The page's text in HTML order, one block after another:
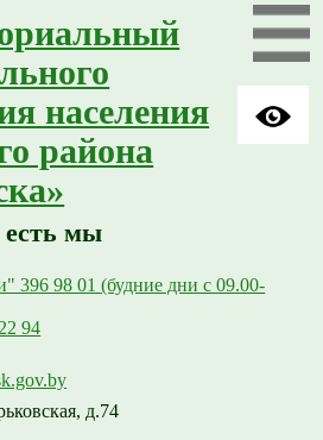
населения
района
есть мы
396 98 01 (будние дни с 09.00-
94
д.74